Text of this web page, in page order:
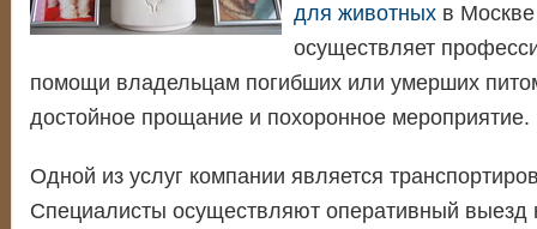
для животныхв Москве
осуществляет
помощи владельцам погибших или умерших
достойное прощание и похоронное мероприятие.
Одной из услуг компании является
Специалисты осуществляют оперативный выезд